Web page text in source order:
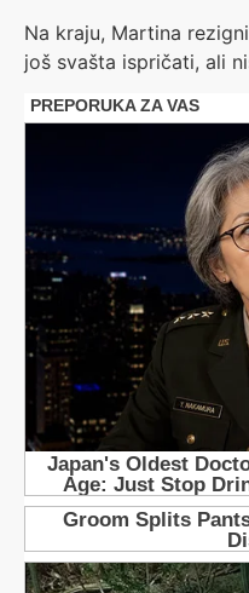
Na kraju, Martina
još svašta ispričati, ali